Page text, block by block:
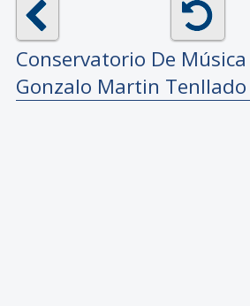
Conservatorio De
Gonzalo Martin Tenllado